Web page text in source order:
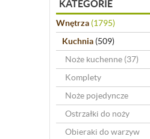
KATEGORIE
Wnętrza (1795)
Kuchnia (509)
Noże kuchenne (37)
Komplety
Noże pojedyncze
Ostrzałki do noży
Obieraki do warzyw